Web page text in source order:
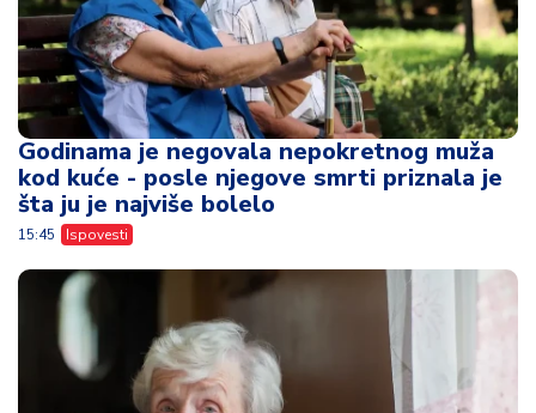
Godinama je negovala nepokretnog muža
kod kuće - posle njegove smrti priznala je
šta ju je najviše bolelo
15:45 Ispovesti